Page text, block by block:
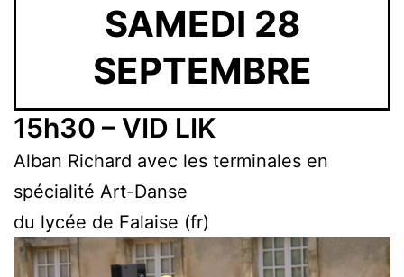
SAMEDI 28
SEPTEMBRE
15h30 – VID LIK
Alban Richard avec les terminales en
spécialité Art-Danse
du lycée de Falaise (fr)